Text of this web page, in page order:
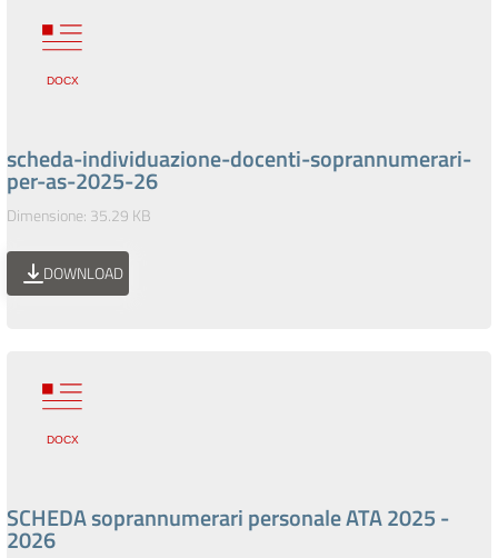
scheda-individuazione-docenti-soprannumerari-
per-as-2025-26
Dimensione: 35.29 KB
DOWNLOAD
SCHEDA soprannumerari personale ATA 2025 -
2026